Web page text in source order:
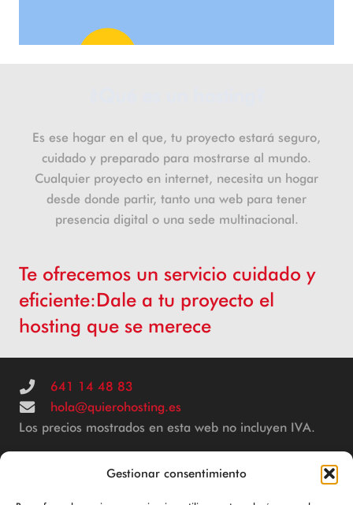
Gestionar consentimiento
Es ese hogar en el que, tu proyecto estará seguro,
cuidado y preparado para mostrarse al mundo.
Cualquier proyecto en internet, necesita un hogar
desde donde partir, tanto una web para tener
presencia digital o una sede multinacional.
Te ofrecemos un servicio cuidado y
eficiente:Dale a tu proyecto el
hosting que se merece
641 14 48 83
hola@quierohosting.es
Los precios mostrados en esta web no incluyen IVA.
© 2025 Powered byCH Consulting